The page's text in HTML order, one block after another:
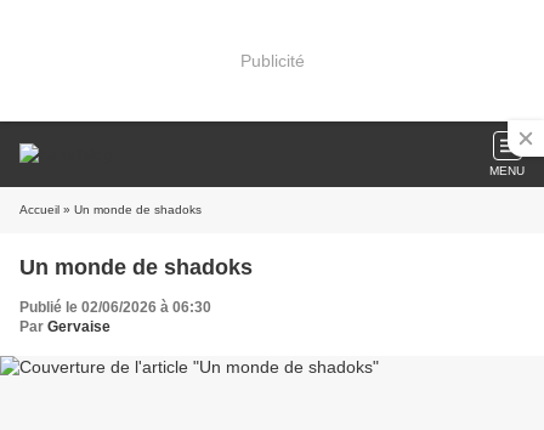
Publicité
MENU
Accueil » Un monde de shadoks
Un monde de shadoks
Publié le 02/06/2026 à 06:30
Par Gervaise